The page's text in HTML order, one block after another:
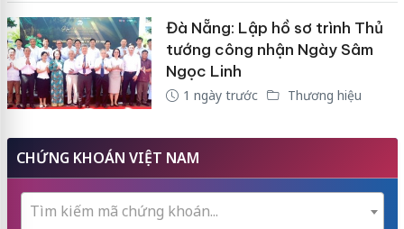
Đà Nẵng: Lập hồ sơ trình Thủ
tướng công nhận Ngày Sâm
Ngọc Linh
1 ngày trước Thương hiệu
CHỨNG KHOÁN VIỆT NAM
Tìm kiếm mã chứng khoán...